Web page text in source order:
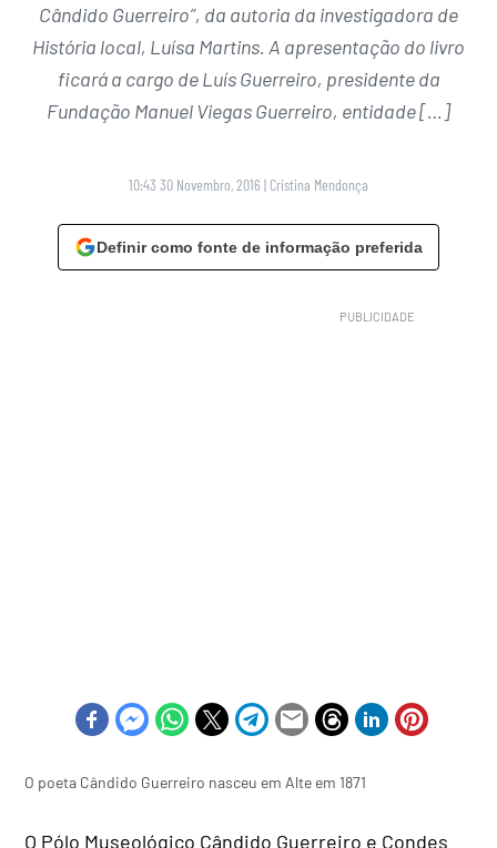
Cândido Guerreiro”, da autoria da investigadora de
História local, Luísa Martins. A apresentação do livro
ficará a cargo de Luís Guerreiro, presidente da
Fundação Manuel Viegas Guerreiro, entidade […]
10:43 30 Novembro, 2016 | Cristina Mendonça
Definir como fonte de informação preferida
O poeta Cândido Guerreiro nasceu em Alte em 1871
O Pólo Museológico Cândido Guerreiro e Condes